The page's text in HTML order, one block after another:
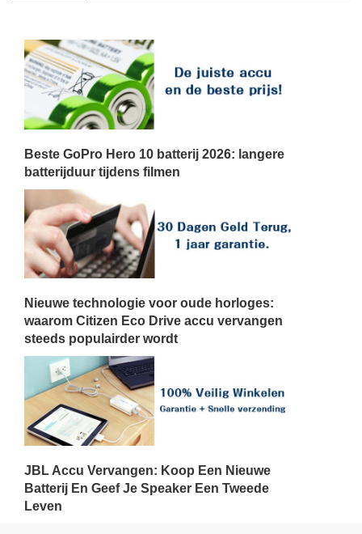
Beste GoPro Hero 10 batterij 2026: langere
batterijduur tijdens filmen
Nieuwe technologie voor oude horloges:
waarom Citizen Eco Drive accu vervangen
steeds populairder wordt
JBL Accu Vervangen: Koop Een Nieuwe
Batterij En Geef Je Speaker Een Tweede
Leven